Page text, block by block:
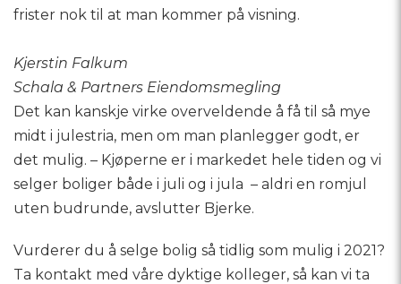
frister nok til at man kommer på visning.
Kjerstin Falkum
Schala & Partners Eiendomsmegling
Det kan kanskje virke overveldende å få til så mye
midt i julestria, men om man planlegger godt, er
det mulig. – Kjøperne er i markedet hele tiden og vi
selger boliger både i juli og i jula – aldri en romjul
uten budrunde, avslutter Bjerke.
Vurderer du å selge bolig så tidlig som mulig i 2021?
Ta kontakt med våre dyktige kolleger, så kan vi ta